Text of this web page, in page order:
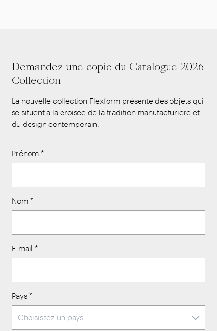
Demandez une copie du Catalogue 2026
Collection
La nouvelle collection Flexform présente des objets qui
se situent à la croisée de la tradition manufacturière et
du design contemporain.
Prénom *
Nom *
E-mail *
Pays *